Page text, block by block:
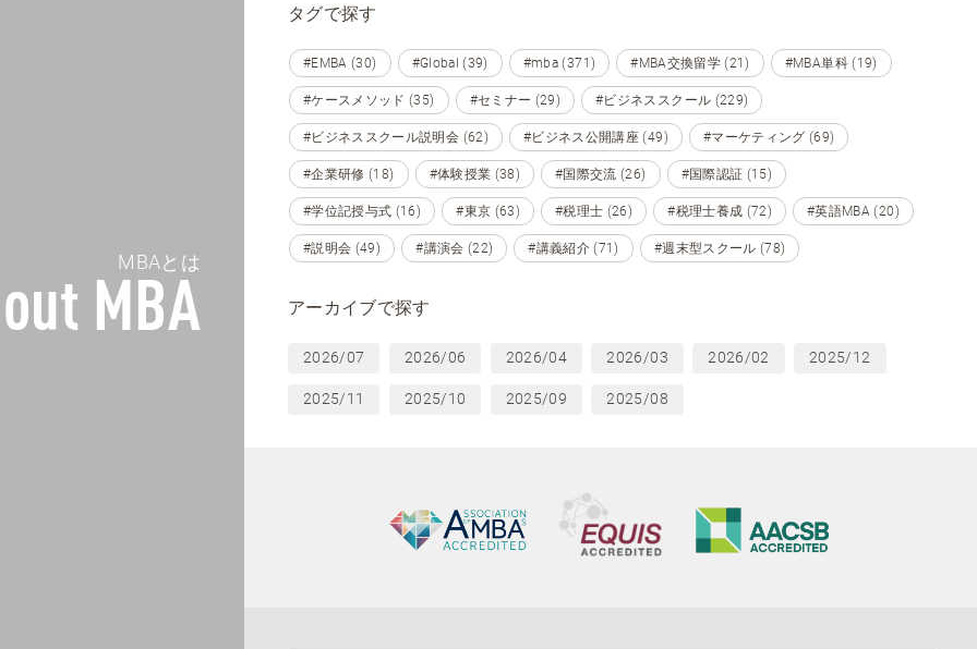
MBAとは
MBA
タグで探す
#EMBA (30) #Global (39) #mba (371) #MBA交換留学 (21) #MBA単科 (19)
#ケースメソッド (35) #セミナー (29) #ビジネススクール (229)
#ビジネススクール説明会 (62) #ビジネス公開講座 (49) #マーケティング (69)
#企業研修 (18) #体験授業 (38) #国際交流 (26) #国際認証 (15)
#学位記授与式 (16) #東京 (63) #税理士 (26) #税理士養成 (72) #英語MBA (20)
#説明会 (49) #講演会 (22) #講義紹介 (71) #週末型スクール (78)
アーカイブで探す
2026/07 2026/06 2026/04 2026/03 2026/02 2025/12
2025/11 2025/10 2025/09 2025/08